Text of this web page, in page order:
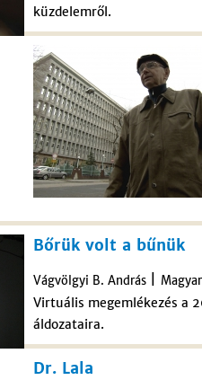
küzdelemről.
Bőrük volt a bűnük
Vágvölgyi B. András
Virtuális megemlékezés a
áldozataira.
Dr. Lala